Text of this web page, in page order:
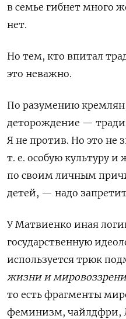
в семье гибнет много
нет.
Но тем, кто впитал
это неважно.
По разумению
деторождение —
Я не против. Но это не
т. е. особую культуру
по своим личным
детей, — надо
У Матвиенко иная
государственную
используется трюк
жизни и
то есть фрагменты
феминизм, чайлдфри,